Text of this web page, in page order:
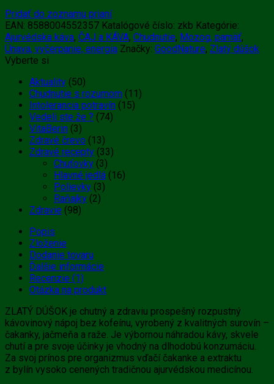
Pridať do zoznamu prianí
EAN: 8588004552357 Katalógové číslo: zkb Kategórie:
Ajurvédska káva, ČAJ a KÁVA, Chudnutie, Mozog, pamäť,
Únava, vyčerpanie, energia Značky: GoodNature, Zlatý dúšok
Vyberte si
Aktuality (50)
Chudnutie s rozumom (11)
Intolerancia potravín (15)
Vedeli ste že ? (74)
VitaBerin (3)
Zdravé črevo (13)
Zdravé recepty (33)
Chuťovky (3)
Hlavné jedlá (16)
Polievky (3)
Raňajky (2)
Zdravie (98)
Popis
Zloženie
Dodanie tovaru
Ďalšie informácie
Recenzie (1)
Otázka na produkt
ZLATÝ DÚŠOK je chutný a zdraviu prospešný rozpustný
kávovinový nápoj bez kofeínu, vyrobený z kvalitných surovín –
čakanky, jačmeňa a raže. Je výbornou náhradou kávy, skvele
chutí a pre svoje účinky je vhodný na dlhodobú konzumáciu.
Za svoj prínos pre organizmus vďačí čakanke a extraktu
z bylín vysoko cenených tradičnou ajurvédskou medicínou.